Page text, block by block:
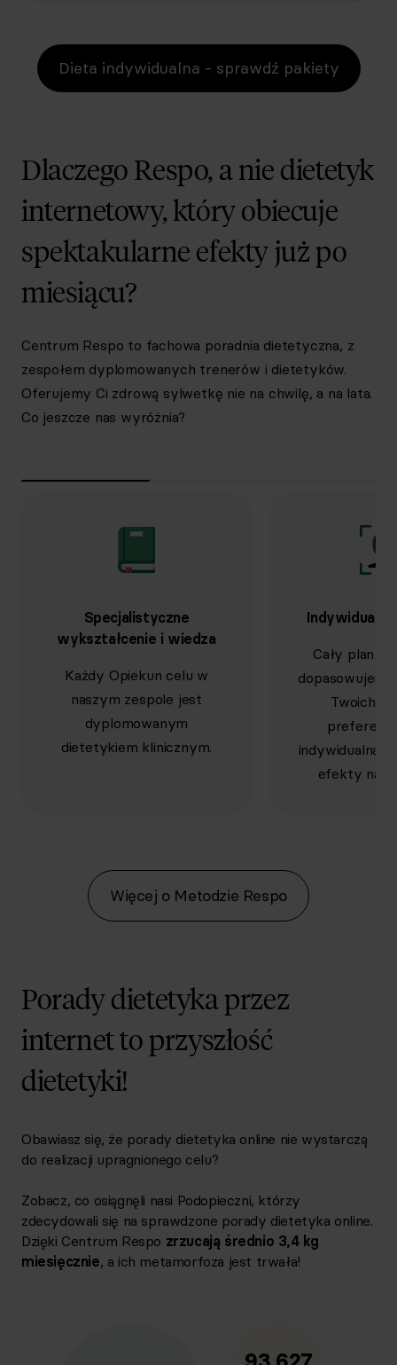
Dieta indywidualna - sprawdź pakiety
Dlaczego Respo, a nie dietetyk
internetowy, który obiecuje
spektakularne efekty już po
miesiącu?
Centrum Respo to fachowa poradnia dietetyczna, z
zespołem dyplomowanych trenerów i dietetyków.
Oferujemy Ci zdrową sylwetkę nie na chwilę, a na lata.
Co jeszcze nas wyróżnia?
Specjalistyczne
wykształcenie i wiedza
Każdy Opiekun celu w
naszym zespole jest
dyplomowanym
dietetykiem klinicznym.
Cały plan
Twoich
indywidualna
efekty na
Więcej o Metodzie Respo
Porady dietetyka przez
internet to przyszłość
dietetyki!
Obawiasz się, że porady dietetyka online nie wystarczą
do realizacji upragnionego celu?
Zobacz, co osiągnęli nasi Podopieczni, którzy
zdecydowali się na sprawdzone porady dietetyka online.
Dzięki Centrum Respo zrzucają średnio 3,4 kg
miesięcznie, a ich metamorfoza jest trwała!